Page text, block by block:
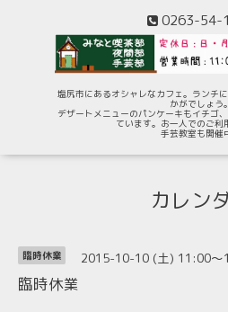
0263-54-
塩尻市にあるオシャレなカフェ。ランチ
かがでしょう。
デザートメニューのパンケーキもイチゴ
ています。お一人でのご利
手芸教室も開催
カレン
臨時休業 2015-10-10 (土) 11:00～
臨時休業